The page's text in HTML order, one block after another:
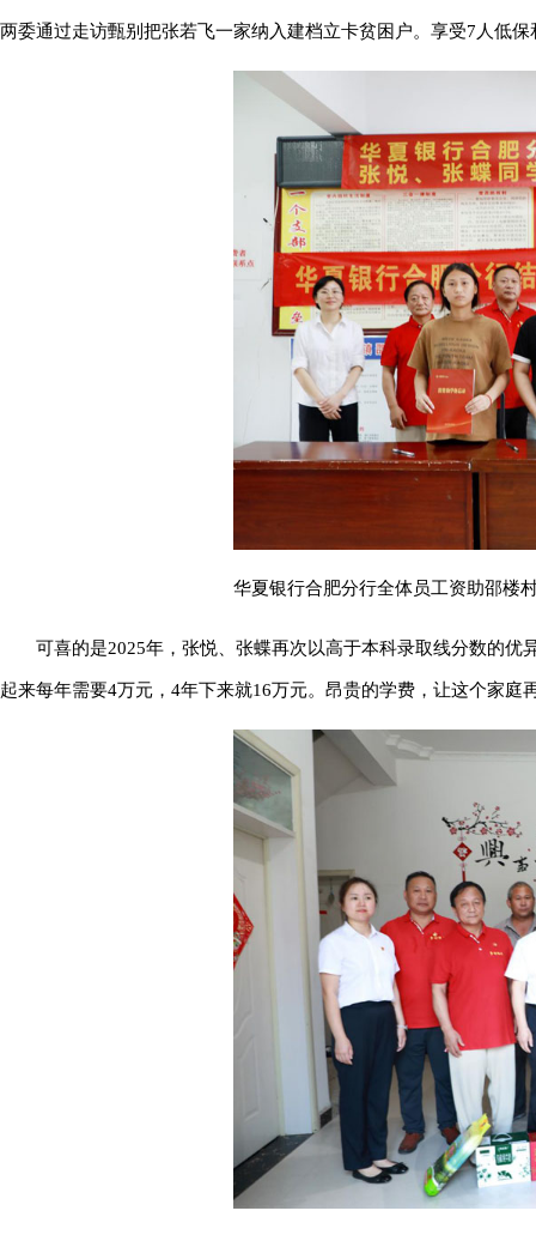
两委通过走访甄别把张若飞一家纳入建档立卡贫困户。享受7人低
华夏银行合肥分行全体员工资助邵楼
可喜的是2025年，张悦、张蝶再次以高于本科录取线分数的
起来每年需要4万元，4年下来就16万元。昂贵的学费，让这个家